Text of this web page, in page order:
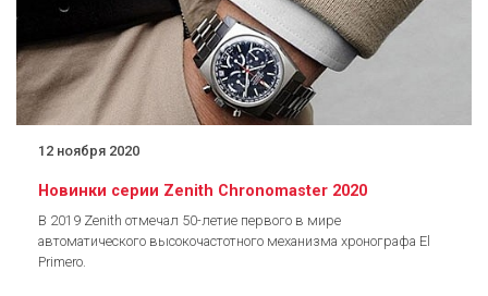
12 ноября 2020
Новинки серии Zenith Chronomaster 2020
В 2019 Zenith отмечал 50-летие первого в мире
автоматического высокочастотного механизма хронографа El
Primero.